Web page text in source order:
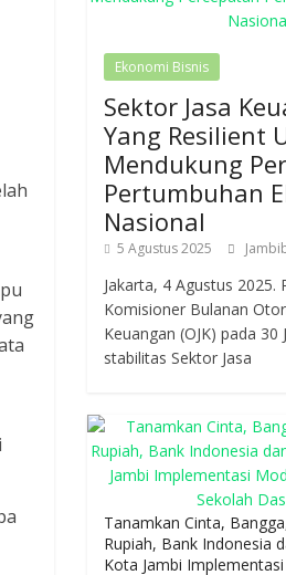
Ekonomi Bisnis
Sektor Jasa
Yang Resilient
Mendukung
Pertumbuhan
Nasional
5 Agustus 2025
Jakarta, 4 Agustus 2025.
Komisioner Bulanan
Keuangan (OJK) pada 30
stabilitas Sektor Jasa
Tanamkan Cinta,
Rupiah, Bank Indonesia
Kota Jambi